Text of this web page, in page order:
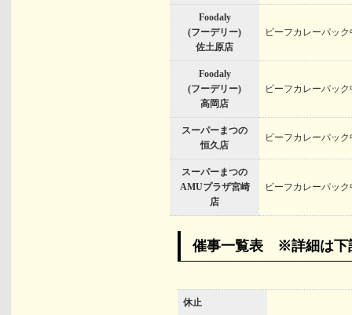
Foodaly
(フーデリー)
佐土原店
ビーフカレーパッ
Foodaly
(フーデリー)
高岡店
ビーフカレーパッ
スーパーまつの
恒久店
ビーフカレーパッ
スーパーまつの
AMUプラザ宮崎
店
ビーフカレーパッ
催事一覧表 ※詳細は下
休止